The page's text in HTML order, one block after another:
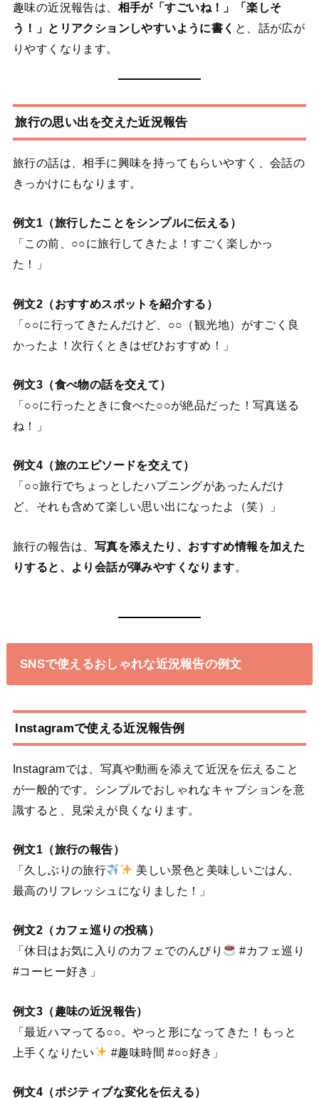
趣味の近況報告は、 相手が「すごいね！」「楽しそ
う！」とリアクションしやすいように書く と、話が広が
りやすくなります。
旅行の思い出を交えた近況報告
旅行の話は、相手に興味を持ってもらいやすく、会話の
きっかけにもなります。
例文1（旅行したことをシンプルに伝える）
「この前、○○に旅行してきたよ！すごく楽しかっ
た！」
例文2（おすすめスポットを紹介する）
「○○に行ってきたんだけど、○○（観光地）がすごく良
かったよ！次行くときはぜひおすすめ！」
例文3（食べ物の話を交えて）
「○○に行ったときに食べた○○が絶品だった！写真送る
ね！」
例文4（旅のエピソードを交えて）
「○○旅行でちょっとしたハプニングがあったんだけ
ど、それも含めて楽しい思い出になったよ（笑）」
旅行の報告は、 写真を添えたり、おすすめ情報を加えた
りすると、より会話が弾みやすくなります。
SNSで使えるおしゃれな近況報告の例文
Instagramで使える近況報告例
Instagramでは、写真や動画を添えて近況を伝えること
が一般的です。シンプルでおしゃれなキャプションを意
識すると、見栄えが良くなります。
例文1（旅行の報告）
「久しぶりの旅行
美しい景色と美味しいごはん、
最高のリフレッシュになりました！」
例文2（カフェ巡りの投稿）
「休日はお気に入りのカフェでのんびり
#カフェ巡り
#コーヒー好き」
例文3（趣味の近況報告）
「最近ハマってる○○。やっと形になってきた！もっと
上手くなりたい
#趣味時間 #○○好き」
例文4（ポジティブな変化を伝える）